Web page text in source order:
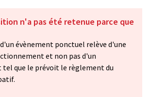
n'a pas été retenue parce que
évènement ponctuel relève d'une
et non pas d'un
tel que le prévoit le règlement du